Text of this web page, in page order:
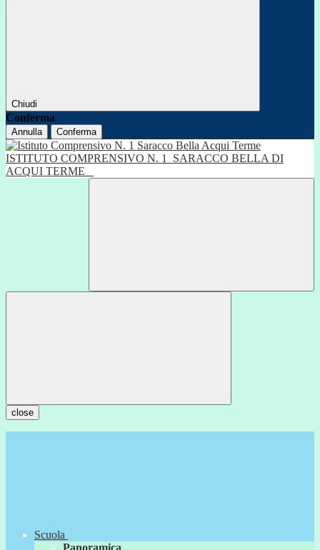
Chiudi
Conferma
Annulla Conferma
ISTITUTO COMPRENSIVO N. 1
SARACCO BELLA DI
ACQUI TERME
close
Scuola